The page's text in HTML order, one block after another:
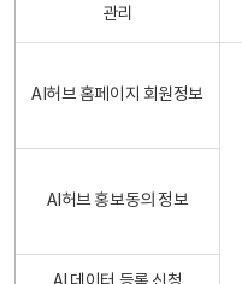
관리
AI허브 홈페이지 회원정보
AI허브 홍보동의 정보